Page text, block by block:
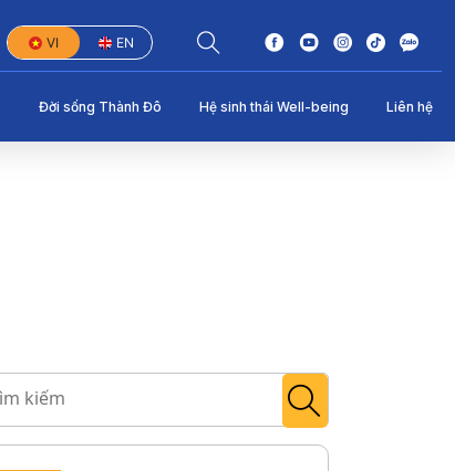
VI EN
Đời sống Thành Đô Hệ sinh thái Well-being Liên hệ